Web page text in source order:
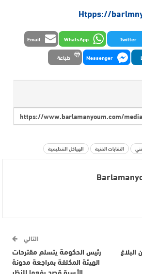
Htpps://
Twitter
WhatsApp
Email
Messenger طباعة
النقابات الفنية الهياكل التنظيمية
البلاغ
التالي
رئيس الحكومة يتسلم مقترحات
الهيئة المكلفة بمراجعة مدونة